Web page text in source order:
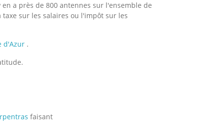
a près de 800 antennes sur l'ensemble de
sur les salaires ou l'impôt sur les
d'Azur .
faisant